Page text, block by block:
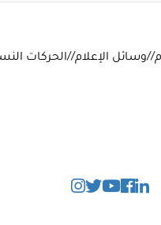
وسائل الإعلام//الحركات